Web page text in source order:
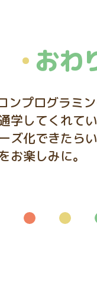
おわ
ンプログラミ
学してくれて
ズ化できたら
お楽しみに。